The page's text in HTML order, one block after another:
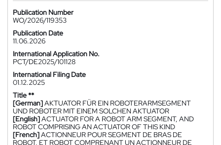
Publication Number
WO/2026/119353
Publication Date
11.06.2026
International Application No.
PCT/DE2025/101128
International Filing Date
01.12.2025
Title **
[German]AKTUATOR FÜR EIN ROBOTERARMSEGMENT
UND ROBOTER MIT EINEM SOLCHEN AKTUATOR
[English]ACTUATOR FOR A ROBOT ARM SEGMENT, AND
ROBOT COMPRISING AN ACTUATOR OF THIS KIND
[French]ACTIONNEUR POUR SEGMENT DE BRAS DE
ROBOT, ET ROBOT COMPRENANT UN ACTIONNEUR DE